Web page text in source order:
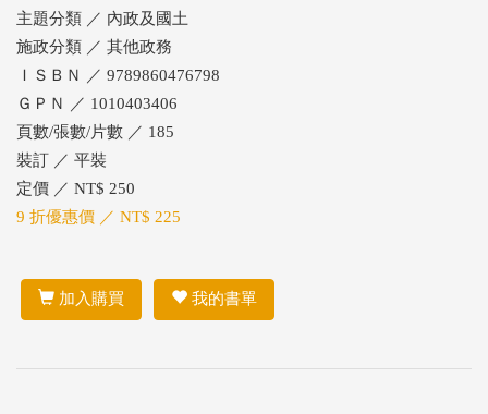
主題分類 ／ 內政及國土
施政分類 ／ 其他政務
ＩＳＢＮ ／ 9789860476798
ＧＰＮ ／ 1010403406
頁數/張數/片數 ／ 185
裝訂 ／ 平裝
定價 ／ NT$ 250
9 折優惠價 ／ NT$ 225
加入購買 我的書單